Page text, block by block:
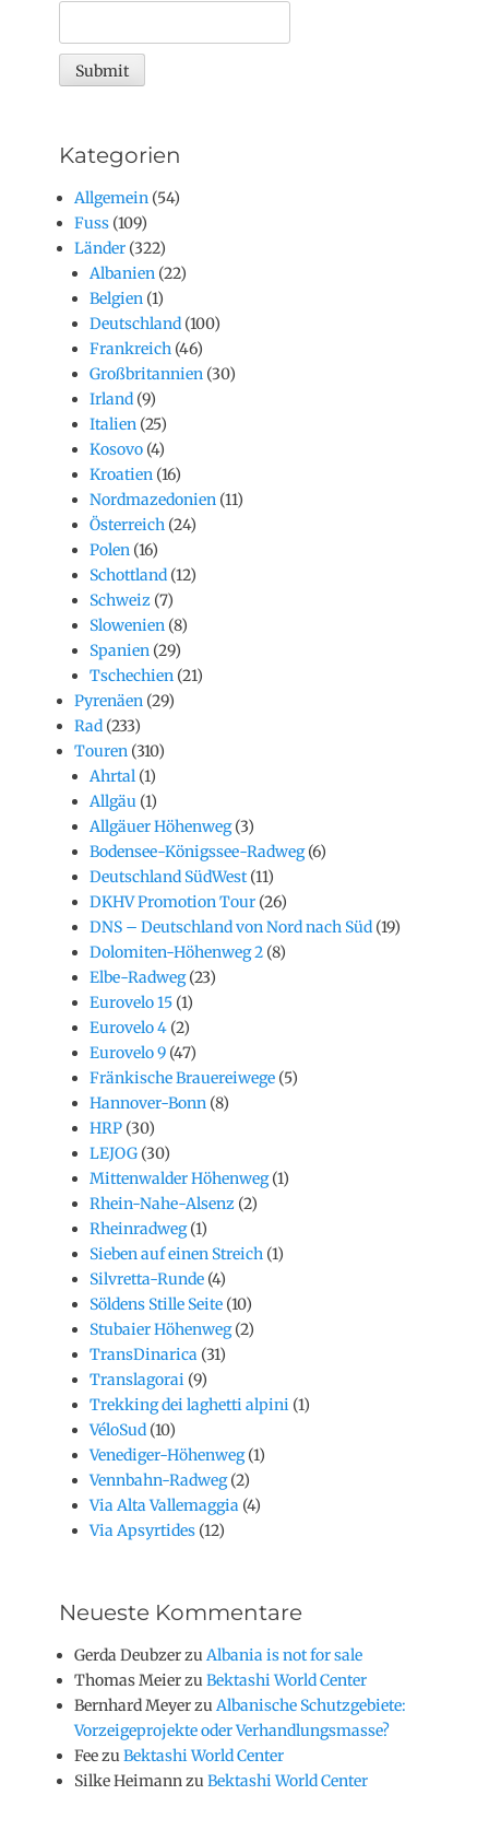
Kategorien
Allgemein (54)
Fuss (109)
Länder (322)
Albanien (22)
Belgien (1)
Deutschland (100)
Frankreich (46)
Großbritannien (30)
Irland (9)
Italien (25)
Kosovo (4)
Kroatien (16)
Nordmazedonien (11)
Österreich (24)
Polen (16)
Schottland (12)
Schweiz (7)
Slowenien (8)
Spanien (29)
Tschechien (21)
Pyrenäen (29)
Rad (233)
Touren (310)
Ahrtal (1)
Allgäu (1)
Allgäuer Höhenweg(3)
Bodensee-Königssee-Radweg(6)
Deutschland SüdWest (11)
DKHV Promotion Tour (26)
DNS – Deutschland von Nord nach Süd (19)
Dolomiten-Höhenweg 2 (8)
Elbe-Radweg(23)
Eurovelo 15 (1)
Eurovelo 4 (2)
Eurovelo 9 (47)
Fränkische Brauereiwege (5)
Hannover-Bonn (8)
HRP (30)
LEJOG (30)
Mittenwalder Höhenweg(1)
Rhein-Nahe-Alsenz (2)
Rheinradweg(1)
Sieben auf einen Streich (1)
Silvretta-Runde (4)
Söldens Stille Seite (10)
Stubaier Höhenweg(2)
TransDinarica (31)
Translagorai (9)
Trekking dei laghetti alpini (1)
VéloSud (10)
Venediger-Höhenweg(1)
Vennbahn-Radweg(2)
Via Alta Vallemaggia (4)
Via Apsyrtides (12)
Neueste Kommentare
Gerda Deubzer zu Albania is not for sale
Thomas Meier zu Bektashi World Center
Bernhard Meyer zu Albanische Schutzgebiete:
Vorzeigeprojekte oder Verhandlungsmasse?
Fee zu Bektashi World Center
Silke Heimann zu Bektashi World Center